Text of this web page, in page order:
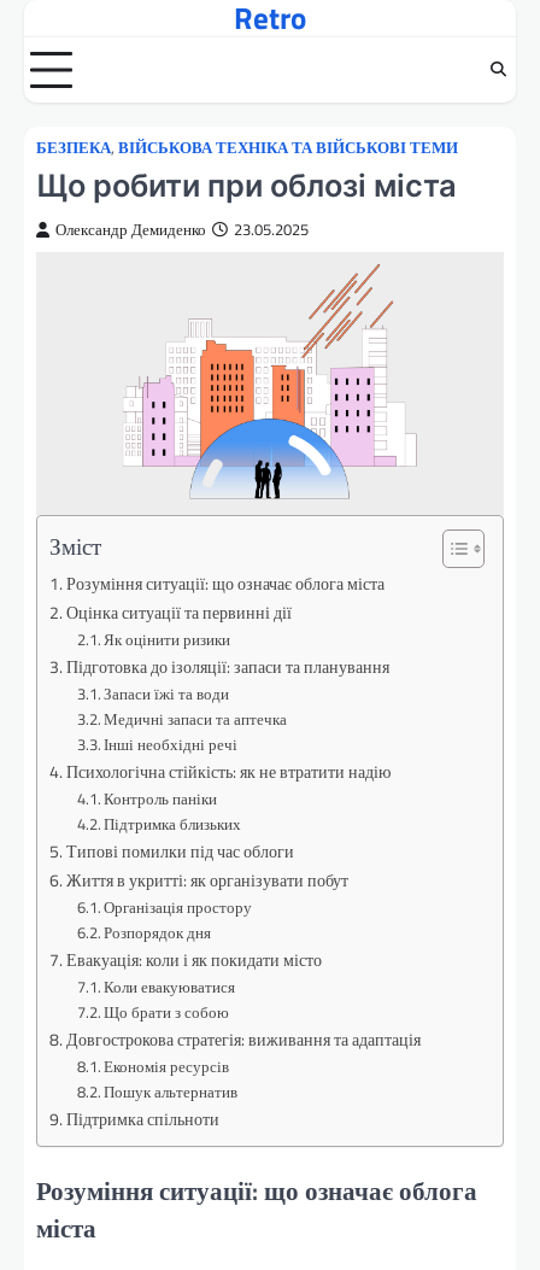
вмісту
Retro
БЕЗПЕКА, ВІЙСЬКОВА ТЕХНІКА ТА ВІЙСЬКОВІ ТЕМИ
Що робити при облозі міста
Олександр Демиденко 23.05.2025
Зміст
Розуміння ситуації: що означає облога міста
Оцінка ситуації та первинні дії
Як оцінити ризики
Підготовка до ізоляції: запаси та планування
Запаси їжі та води
Медичні запаси та аптечка
Інші необхідні речі
Психологічна стійкість: як не втратити надію
Контроль паніки
Підтримка близьких
Типові помилки під час облоги
Життя в укритті: як організувати побут
Організація простору
Розпорядок дня
Евакуація: коли і як покидати місто
Коли евакуюватися
Що брати з собою
Довгострокова стратегія: виживання та адаптація
Економія ресурсів
Пошук альтернатив
Підтримка спільноти
Розуміння ситуації: що означає облога
міста